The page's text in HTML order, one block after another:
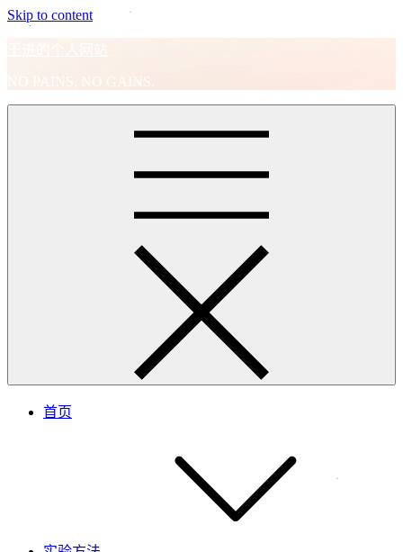
Skip to content
王进的个人网站
NO PAINS, NO GAINS.
首页